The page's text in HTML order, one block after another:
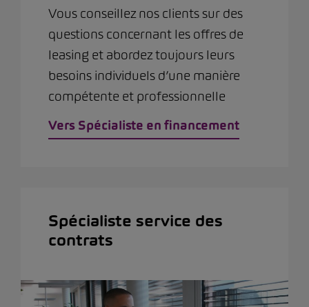
Vous conseillez nos clients sur des
questions concernant les offres de
leasing et abordez toujours leurs
besoins individuels d’une manière
compétente et professionnelle
Vers Spécialiste en financement
Spécialiste service des
contrats